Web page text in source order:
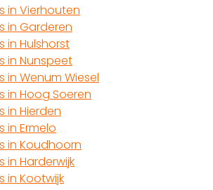
in Vierhouten
in Garderen
in Hulshorst
in Nunspeet
in Wenum Wiesel
in Hoog Soeren
in Hierden
in Ermelo
in Koudhoorn
in Harderwijk
in Kootwijk